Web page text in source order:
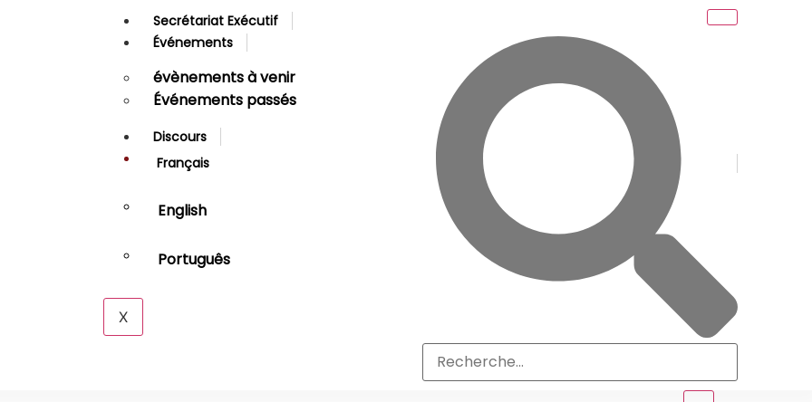
Secrétariat Exécutif
Événements
évènements à venir
Événements passés
Discours
Français
English
Português
X